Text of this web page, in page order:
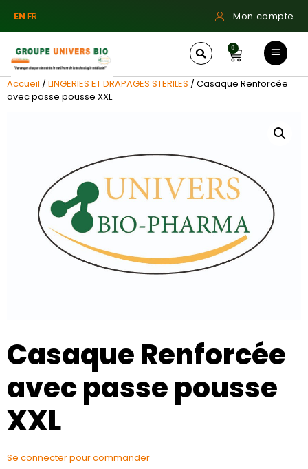
ENFR Mon compte
0
Accueil /LINGERIES ET DRAPAGES STERILES / Casaque Renforcée
avec passe pousse XXL
Casaque Renforcée
avec passe pousse
XXL
Se connecter pour commander